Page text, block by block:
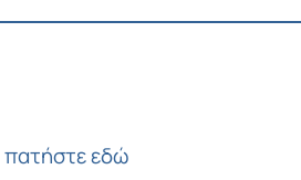
πατήστε εδώ